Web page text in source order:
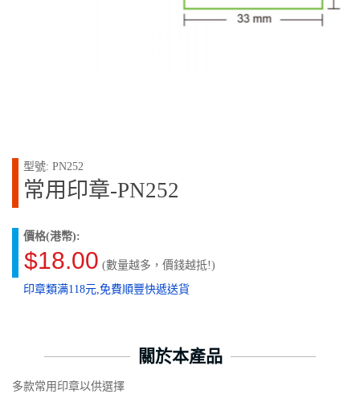
型號: PN252
常用印章-PN252
價格(港幣):
$18.00 (數量越多，價錢越抵!)
印章類满118元,免費順豐快遞送貨
關於本產品
多款常用印章以供選擇